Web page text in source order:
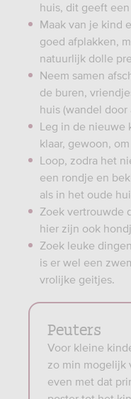
huis, dit geeft
Maak van je kind
goed afplakken,
natuurlijk dolle
Neem samen
de buren,
huis (wandel
Leg in de nieuwe
klaar, gewoon,
Loop, zodra het
een rondje en
als in het oude
Zoek vertrouwde
hier zijn ook
Zoek leuke
is er wel een
vrolijke geitjes.
Peuters
Voor kleine
zo min mogelijk
even met dat